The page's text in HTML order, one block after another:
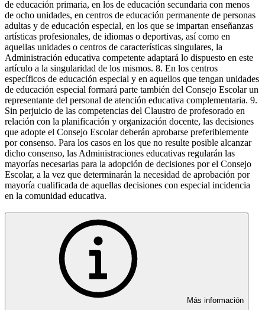
de educación primaria, en los de educación secundaria con menos
de ocho unidades, en centros de educación permanente de personas
adultas y de educación especial, en los que se impartan enseñanzas
artísticas profesionales, de idiomas o deportivas, así como en
aquellas unidades o centros de características singulares, la
Administración educativa competente adaptará lo dispuesto en este
artículo a la singularidad de los mismos. 8. En los centros
específicos de educación especial y en aquellos que tengan unidades
de educación especial formará parte también del Consejo Escolar un
representante del personal de atención educativa complementaria. 9.
Sin perjuicio de las competencias del Claustro de profesorado en
relación con la planificación y organización docente, las decisiones
que adopte el Consejo Escolar deberán aprobarse preferiblemente
por consenso. Para los casos en los que no resulte posible alcanzar
dicho consenso, las Administraciones educativas regularán las
mayorías necesarias para la adopción de decisiones por el Consejo
Escolar, a la vez que determinarán la necesidad de aprobación por
mayoría cualificada de aquellas decisiones con especial incidencia
en la comunidad educativa.
Más información